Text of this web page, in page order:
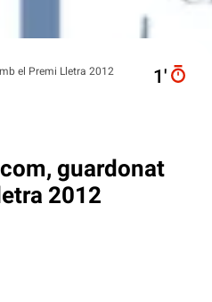
el Premi Lletra 2012 1′
guardonat
2012